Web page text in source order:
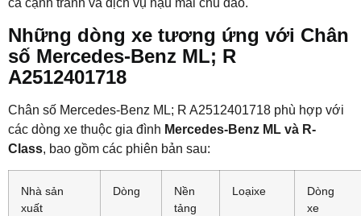
cả cạnh tranh và dịch vụ hậu mãi chu đáo.
Những dòng xe tương ứng với Chân
số Mercedes-Benz ML; R
A2512401718
Chân số Mercedes-Benz ML; R A2512401718 phù hợp với
các dòng xe thuộc gia đình Mercedes-Benz ML và R-
Class, bao gồm các phiên bản sau:
Nhà sản
xuất
Dòng
Nền
tảng
Loạixe
Dòng
xe